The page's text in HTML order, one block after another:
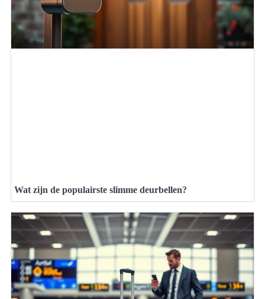
Wat zijn de populairste slimme deurbellen?